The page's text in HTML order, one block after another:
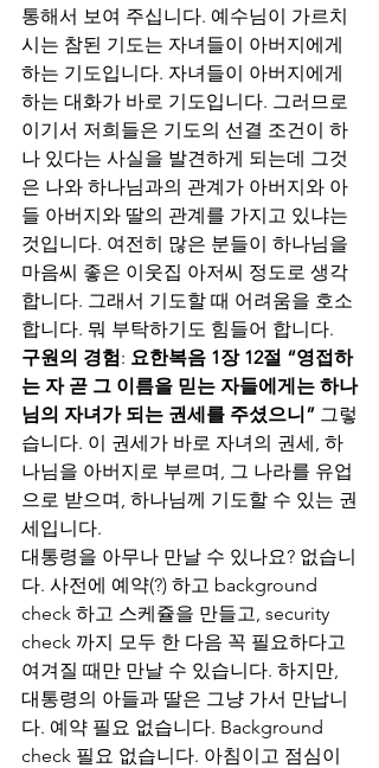
통해서 보여 주십니다. 예수님이 가르치
시는 참된 기도는 자녀들이 아버지에게
하는 기도입니다. 자녀들이 아버지에게
하는 대화가 바로 기도입니다. 그러므로
이기서 저희들은 기도의 선결 조건이 하
나 있다는 사실을 발견하게 되는데 그것
은 나와 하나님과의 관계가 아버지와 아
들 아버지와 딸의 관계를 가지고 있냐는
것입니다. 여전히 많은 분들이 하나님을
마음씨 좋은 이웃집 아저씨 정도로 생각
합니다. 그래서 기도할 때 어려움을 호소
합니다. 뭐 부탁하기도 힘들어 합니다.
구원의 경험: 요한복음 1장 12절 “영접하
는 자 곧 그 이름을 믿는 자들에게는 하나
님의 자녀가 되는 권세를 주셨으니” 그렇
습니다. 이 권세가 바로 자녀의 권세, 하
나님을 아버지로 부르며, 그 나라를 유업
으로 받으며, 하나님께 기도할 수 있는 권
세입니다.
대통령을 아무나 만날 수 있나요? 없습니
다. 사전에 예약(?) 하고 background
check 하고 스케쥴을 만들고, security
check 까지 모두 한 다음 꼭 필요하다고
여겨질 때만 만날 수 있습니다. 하지만,
대통령의 아들과 딸은 그냥 가서 만납니
다. 예약 필요 없습니다. Background
check 필요 없습니다. 아침이고 점심이